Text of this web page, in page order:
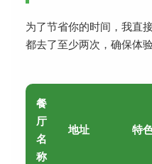
为了节省你的时间，我直
都去了至少两次，确保体验
餐
厅
名
称
地址 特